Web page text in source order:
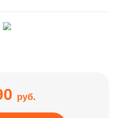
руб.